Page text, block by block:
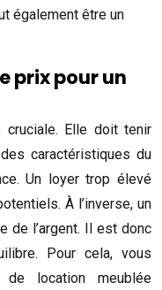
également être un
prix pour un
Elle doit tenir
caractéristiques du
Un loyer trop élevé
À l’inverse, un
de l’argent. Il est donc
Pour cela, vous
location meublée